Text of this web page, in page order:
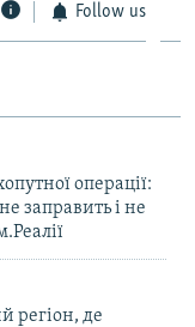
Follow us
операції:
заправить і не
регіон, де